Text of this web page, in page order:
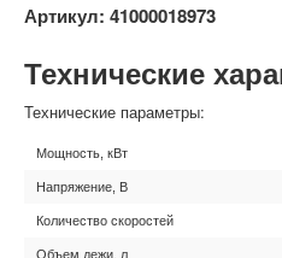
Артикул: 41000018973
Технические
Технические параметры:
Мощность, кВт
Напряжение, В
Количество скоростей
Объем дежи, л